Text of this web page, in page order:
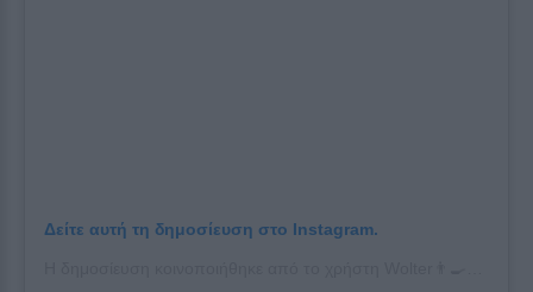
Δείτε αυτή τη δημοσίευση στο Instagram.